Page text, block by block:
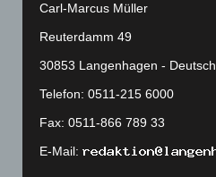
Dezember 2022(130)
November 2022(167)
Oktober 2022(166)
September 2022(205)
August 2022(166)
Juli 2022 (133)
Carl-Marcus Müller
Reuterdamm 49
30853 Langenhagen -
Telefon: 0511-215 6000
Fax: 0511-866 789 33
E-Mail: